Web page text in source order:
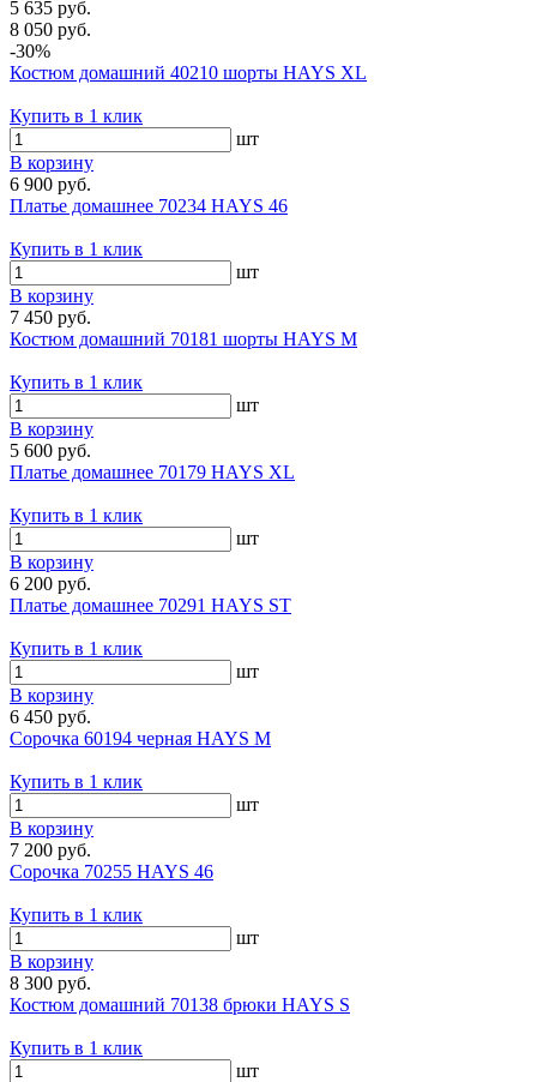
5 635 руб.
8 050 руб.
-30%
Костюм домашний 40210 шорты HAYS XL
Купить в 1 клик
шт
В корзину
6 900 руб.
Платье домашнее 70234 HAYS 46
Купить в 1 клик
шт
В корзину
7 450 руб.
Костюм домашний 70181 шорты HAYS M
Купить в 1 клик
шт
В корзину
5 600 руб.
Платье домашнее 70179 HAYS XL
Купить в 1 клик
шт
В корзину
6 200 руб.
Платье домашнее 70291 HAYS ST
Купить в 1 клик
шт
В корзину
6 450 руб.
Сорочка 60194 черная HAYS M
Купить в 1 клик
шт
В корзину
7 200 руб.
Сорочка 70255 HAYS 46
Купить в 1 клик
шт
В корзину
8 300 руб.
Костюм домашний 70138 брюки HAYS S
Купить в 1 клик
шт